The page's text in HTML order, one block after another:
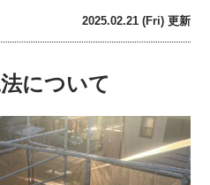
2025.02.21 (Fri) 更新
について